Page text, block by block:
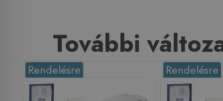
További
Rendelésre Rendelésre